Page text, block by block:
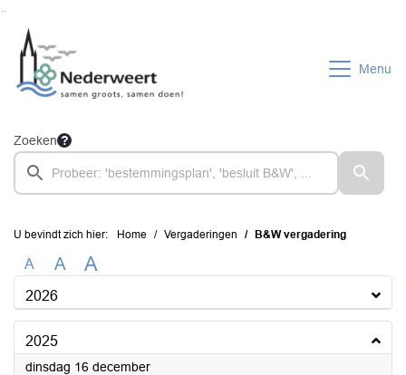
Menu
Zoeken
U bevindt zich hier: Home Vergaderingen B&W vergadering
A A A
2026
2025
dinsdag 16 december2025